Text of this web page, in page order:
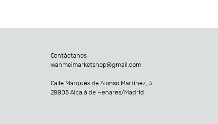
Contáctanos
wanmeimarketshop@gmail.com
Calle Marqués de Alonso Martínez, 3
28805 Alcalá de Henares/Madrid